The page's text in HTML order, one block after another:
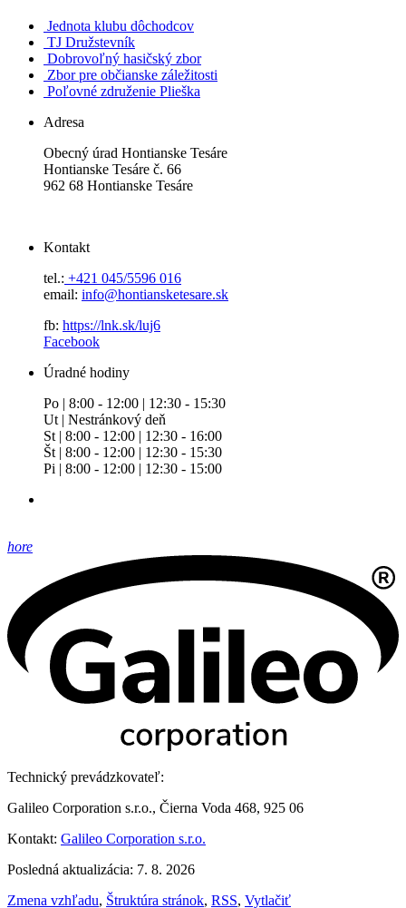
Jednota klubu dôchodcov
TJ Družstevník
Dobrovoľný hasičský zbor
Zbor pre občianske záležitosti
Poľovné združenie Plieška
Adresa
Obecný úrad Hontianske Tesáre
Hontianske Tesáre č. 66
962 68 Hontianske Tesáre
Kontakt
tel.: +421 045/5596 016
email: info@hontiansketesare.sk
fb: https://lnk.sk/luj6
Facebook
Úradné hodiny
Po | 8:00 - 12:00 | 12:30 - 15:30
Ut | Nestránkový deň
St | 8:00 - 12:00 | 12:30 - 16:00
Št | 8:00 - 12:00 | 12:30 - 15:30
Pi | 8:00 - 12:00 | 12:30 - 15:00
hore
Technický prevádzkovateľ:
Galileo Corporation s.r.o., Čierna Voda 468, 925 06
Kontakt: Galileo Corporation s.r.o.
Posledná aktualizácia: 7. 8. 2026
Zmena vzhľadu, Štruktúra stránok, RSS, Vytlačiť